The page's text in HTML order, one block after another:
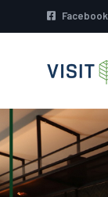
Facebook